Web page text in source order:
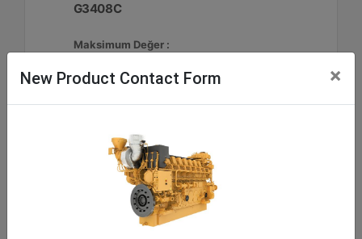
G3408C
Maksimum Değer :
Azami Devir :
1800 dev/dak. - 1800 dev/dak.
Machine Details
New Product Contact Form ×